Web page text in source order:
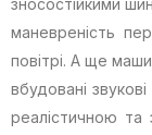
зносостійкими
маневреність
повітрі. А ще
вбудовані
реалістичною